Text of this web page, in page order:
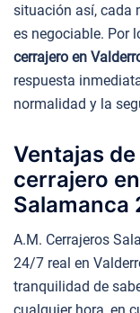
situación así, cada
es negociable. Por
cerrajero en
respuesta
normalidad y la
Ventajas
cerrajero
Salamanca
A.M. Cerrajeros
24/7 real en
tranquilidad de